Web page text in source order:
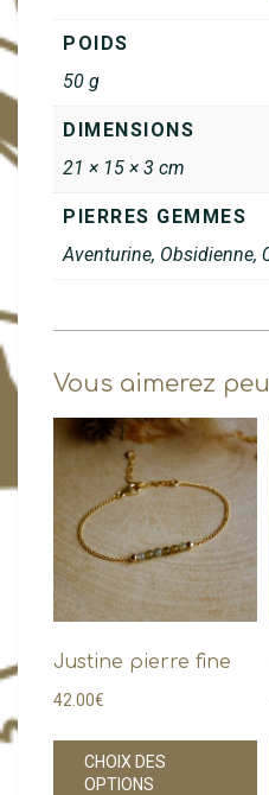
POIDS
50 g
DIMENSIONS
21 × 15 × 3 cm
PIERRES GEMMES
Aventurine,
Vous aimerez
Justine pierre fine
42.00€
CHOIX DES
OPTIONS